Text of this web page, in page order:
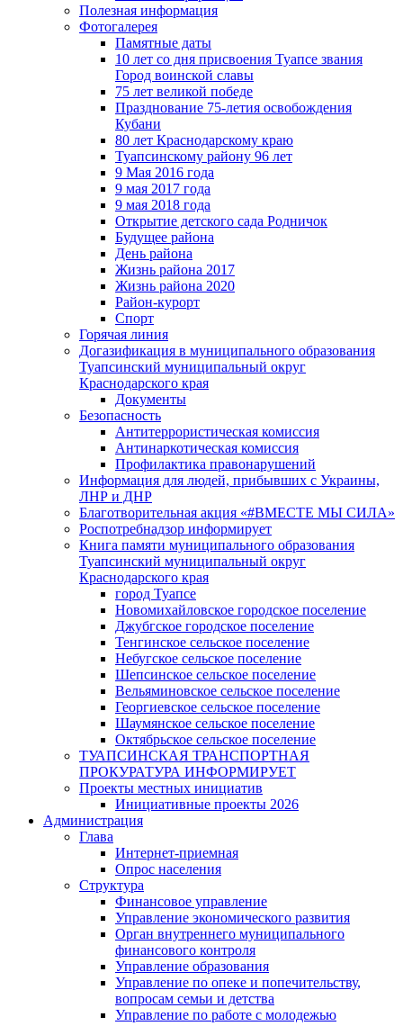
Полезная информация
Фотогалерея
Памятные даты
10 лет со дня присвоения Туапсе звания
Город воинской славы
75 лет великой победе
Празднование 75-летия освобождения
Кубани
80 лет Краснодарскому краю
Туапсинскому району 96 лет
9 Мая 2016 года
9 мая 2017 года
9 мая 2018 года
Открытие детского сада Родничок
Будущее района
День района
Жизнь района 2017
Жизнь района 2020
Район-курорт
Спорт
Горячая линия
Догазификация в муниципального образования
Туапсинский муниципальный округ
Краснодарского края
Документы
Безопасность
Антитеррористическая комиссия
Антинаркотическая комиссия
Профилактика правонарушений
Информация для людей, прибывших с Украины,
ЛНР и ДНР
Благотворительная акция «#ВМЕСТЕ МЫ СИЛА»
Роспотребнадзор информирует
Книга памяти муниципального образования
Туапсинский муниципальный округ
Краснодарского края
город Туапсе
Новомихайловское городское поселение
Джубгское городское поселение
Тенгинское сельское поселение
Небугское сельское поселение
Шепсинское сельское поселение
Вельяминовское сельское поселение
Георгиевское сельское поселение
Шаумянское сельское поселение
Октябрьское сельское поселение
ТУАПСИНСКАЯ ТРАНСПОРТНАЯ
ПРОКУРАТУРА ИНФОРМИРУЕТ
Проекты местных инициатив
Инициативные проекты 2026
Администрация
Глава
Интернет-приемная
Опрос населения
Структура
Финансовое управление
Управление экономического развития
Орган внутреннего муниципального
финансового контроля
Управление образования
Управление по опеке и попечительству,
вопросам семьи и детства
Управление по работе с молодежью